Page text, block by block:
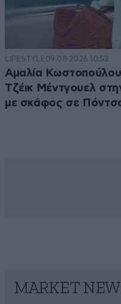
LIFESTYLE09·08·2026 10:52
Αμαλία
Τζέικ Μέντγουελ
με σκάφος σε Πόντσα
MARKET